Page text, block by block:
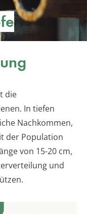
die
In tiefen
Nachkommen,
der Population
von 15-20 cm,
und